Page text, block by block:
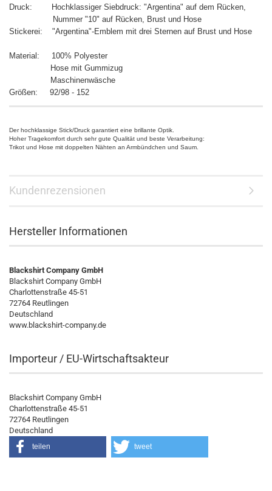
Druck: Hochklassiger Siebdruck: "Argentina" auf dem Rücken,
Nummer "10" auf Rücken, Brust und Hose
Stickerei: "Argentina"-Emblem mit drei Sternen auf Brust und Hose
Material: 100% Polyester
Hose mit Gummizug
Maschinenwäsche
Größen: 92/98 - 152
Der hochklassige Stick/Druck garantiert eine brillante Optik.
Hoher Tragekomfort durch sehr gute Qualität und beste Verarbeitung:
Trikot und Hose mit doppelten Nähten an Armbündchen und Saum.
Kundenrezensionen
Hersteller Informationen
Blackshirt Company GmbH
Blackshirt Company GmbH
Charlottenstraße 45-51
72764 Reutlingen
Deutschland
www.blackshirt-company.de
Importeur / EU-Wirtschaftsakteur
Blackshirt Company GmbH
Charlottenstraße 45-51
72764 Reutlingen
Deutschland
teilen tweet